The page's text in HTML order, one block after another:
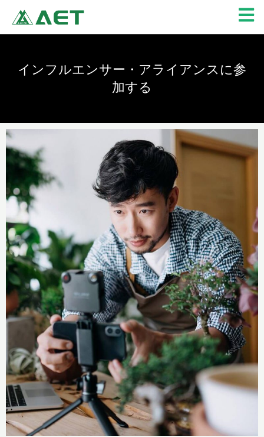
を
インフルエンサー・アライアンスに参
加する